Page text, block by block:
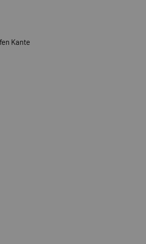
Kante